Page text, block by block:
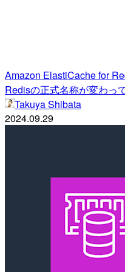
Amazon ElastiCache for
Redisの正式名称が変わっ
Takuya Shibata
2024.09.29